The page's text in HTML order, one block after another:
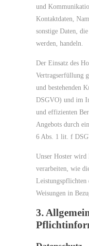
und
Kontaktdaten,
sonstige Daten,
werden, handeln.
Der Einsatz des
Vertragserfüllung
und bestehenden
DSGVO) und im
und effizienten
Angebots durch
6 Abs. 1 lit. f
Unser Hoster wird
verarbeiten, wie
Leistungspflichten
Weisungen in
3.